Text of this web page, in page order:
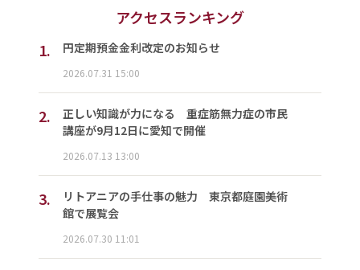
アクセスランキング
1.
円定期預金金利改定のお知らせ
2026.07.31 15:00
2.
正しい知識が力になる 重症筋無力症の市民
講座が9月12日に愛知で開催
2026.07.13 13:00
3.
リトアニアの手仕事の魅力 東京都庭園美術
館で展覧会
2026.07.30 11:01